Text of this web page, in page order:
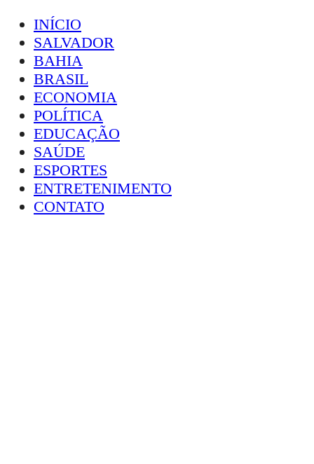
INÍCIO
SALVADOR
BAHIA
BRASIL
ECONOMIA
POLÍTICA
EDUCAÇÃO
SAÚDE
ESPORTES
ENTRETENIMENTO
CONTATO